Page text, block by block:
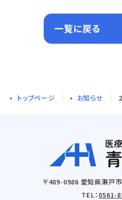
一覧に戻る
トップページ お知らせ
〒489-0986 愛知県瀬戸
TEL： 0561-